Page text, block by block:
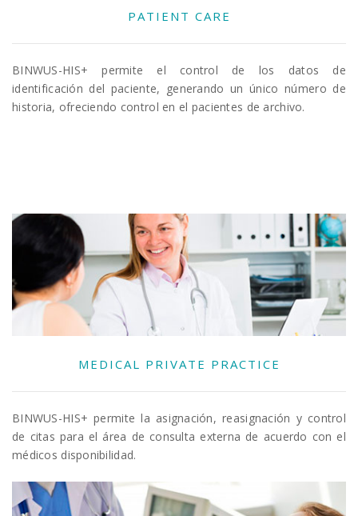
PATIENT CARE
BINWUS-HIS+ permite el control de los datos de
identificación del paciente, generando un único número de
historia, ofreciendo control en el pacientes de archivo.
MEDICAL PRIVATE PRACTICE
BINWUS-HIS+ permite la asignación, reasignación y control
de citas para el área de consulta externa de acuerdo con el
médicos disponibilidad.